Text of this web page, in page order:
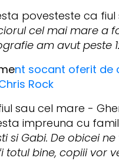
povesteste ca
cel mai mare a
am avut peste
nt socant oferit de
Rock
sau cel mare -
impreuna cu
si Gabi. De obicei
totul bine, copiii vor